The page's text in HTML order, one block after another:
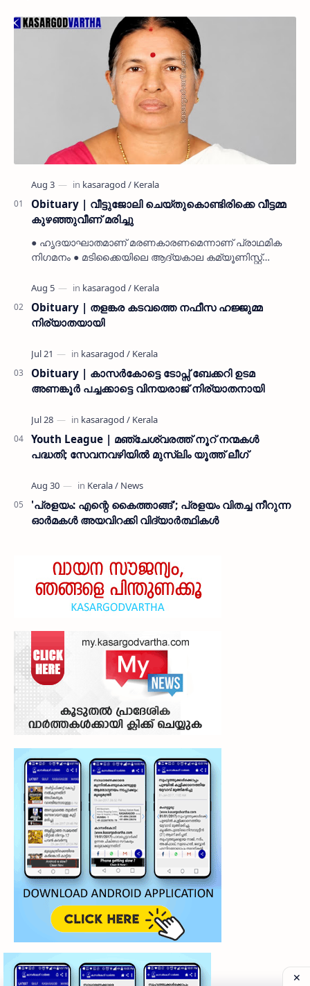
Obituary | വീട്ടുജോലി ചെയ്തുകൊണ്ടിരിക്കെ വീട്ടമ്മ
കുഴഞ്ഞുവീണ് മരിച്ചു
● ഹൃദയാഘാതമാണ് മരണകാരണമെന്നാണ് പ്രാഥമിക
നിഗമനം ● മടിക്കൈയിലെ ആദ്യകാല കമ്യൂണിസ്റ്റ്
മകളാണ് ● വിവരമറിഞ്ഞ് ജനപ്ര…
Obituary | തളങ്കര കടവത്തെ നഫീസ ഹജ്ജുമ്മ
നിര്യാതയായി
Obituary | കാസർകോട്ടെ ടോപ്സ് ബേക്കറി ഉടമ
അണങ്കൂർ പച്ചക്കാട്ടെ വിനയരാജ് നിര്യാതനായി
Youth League | മഞ്ചേശ്വരത്ത് നൂറ് നന്മകൾ
പദ്ധതി; സേവനവഴിയിൽ മുസ്ലിം യൂത്ത് ലീഗ്
'പ്രളയം: എന്റെ കൈത്താങ്ങ്'; പ്രളയം വിതച്ച നീറുന്ന
ഓര്‍മകള്‍ അയവിറക്കി വിദ്യാര്‍ത്ഥികള്‍